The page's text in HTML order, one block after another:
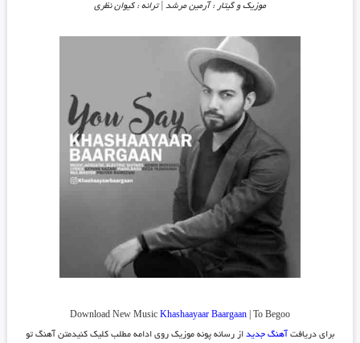
موزیک و گیتار : آرمین مرشد | ترانه : کیوان نظری
Download New MusicKhashaayaar Baargaan | To Begoo
برای دریافتآهنگ جدیداز رسانه پونه موزیک روی ادامه مطلب کلیک کنیدمتن آهنگ تو